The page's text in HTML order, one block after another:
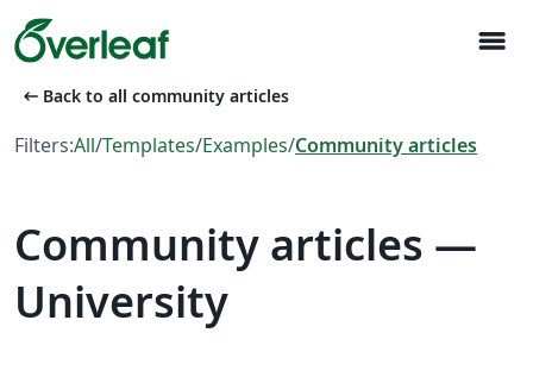
menu
arrow_left_alt Back to all community articles
Filters:All/Templates/Examples/Community articles
Community articles —
University